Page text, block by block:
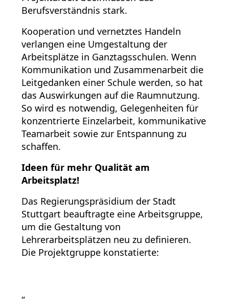
Berufsverständnis stark.
Kooperation und vernetztes Handeln
verlangen eine Umgestaltung der
Arbeitsplätze in Ganztagsschulen. Wenn
Kommunikation und Zusammenarbeit die
Leitgedanken einer Schule werden, so hat
das Auswirkungen auf die Raumnutzung.
So wird es notwendig, Gelegenheiten für
konzentrierte Einzelarbeit, kommunikative
Teamarbeit sowie zur Entspannung zu
schaffen.
Ideen für mehr Qualität am
Arbeitsplatz!
Das Regierungspräsidium der Stadt
Stuttgart beauftragte eine Arbeitsgruppe,
um die Gestaltung von
Lehrerarbeitsplätzen neu zu definieren.
Die Projektgruppe konstatierte:
„